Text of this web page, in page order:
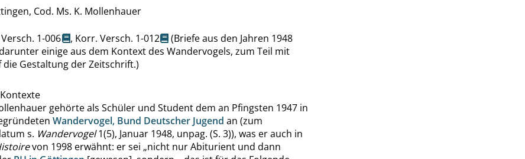
Cod. Ms. K. Mollenhauer
1-006 , Korr. Versch. 1-012
(Briefe aus den Jahren 1948
einige aus dem Kontext des Wandervogels, zum Teil mit
die Gestaltung der Zeitschrift.)
gehörte als Schüler und Student dem an Pfingsten 1947 in
Wandervogel, Bund Deutscher Jugend an (zum
s. Wandervogel1(5), Januar 1948, unpag. (S. 3)), was er auch in
von 1998 erwähnt: er sei „nicht nur Abiturient und dann